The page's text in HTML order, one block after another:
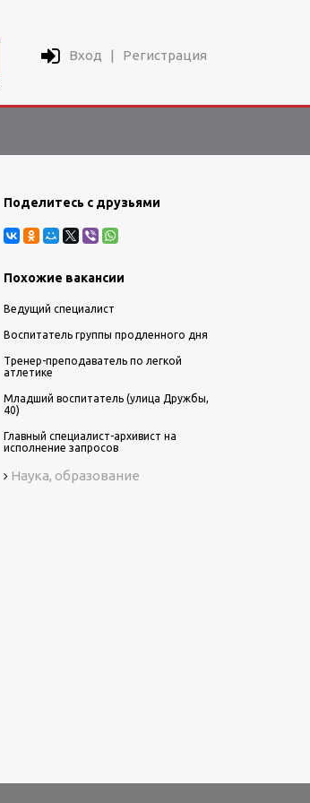
Вход | Регистрация
Поделитесь с друзьями
Похожие вакансии
Ведущий специалист
Воспитатель группы продленного дня
Тренер-преподаватель по легкой
атлетике
Младший воспитатель (улица Дружбы,
40)
Главный специалист-архивист на
исполнение запросов
Наука, образование